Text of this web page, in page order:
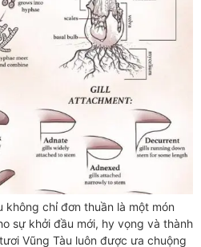
không chỉ đơn thuần là một món
sự khởi đầu mới, hy vọng và thành
Vũng Tàu luôn được ưa chuộng